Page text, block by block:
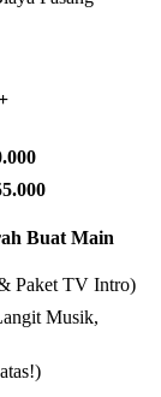
Buat Main
Paket TV Intro)
Musik,